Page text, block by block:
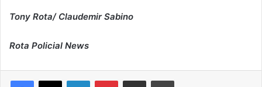
Tony Rota/ Claudemir Sabino
Rota Policial News